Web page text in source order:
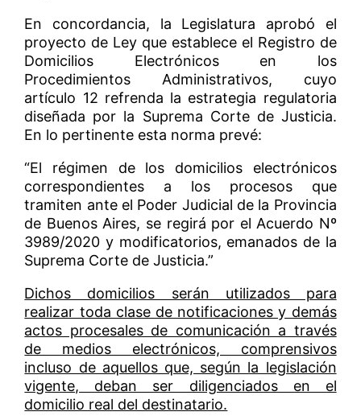
En concordancia, la Legislatura aprobó el
proyecto de Ley que establece el Registro de
Domicilios Electrónicos en los
Procedimientos Administrativos, cuyo
artículo 12 refrenda la estrategia regulatoria
diseñada por la Suprema Corte de Justicia.
En lo pertinente esta norma prevé:
“El régimen de los domicilios electrónicos
correspondientes a los procesos que
tramiten ante el Poder Judicial de la Provincia
de Buenos Aires, se regirá por el Acuerdo Nº
3989/2020 y modificatorios, emanados de la
Suprema Corte de Justicia.”
Dichos domicilios serán utilizados para
realizar toda clase de notificaciones y demás
actos procesales de comunicación a través
de medios electrónicos, comprensivos
incluso de aquellos que, según la legislación
vigente, deban ser diligenciados en el
domicilio real del destinatario.